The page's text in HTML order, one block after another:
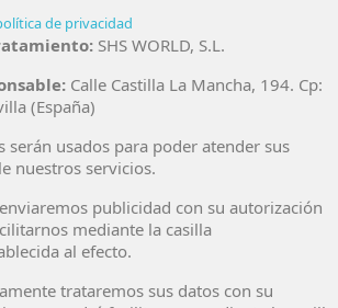
de privacidad
SHS WORLD, S.L.
Calle Castilla La Mancha, 194. Cp:
(España)
serán usados para poder atender sus
nuestros servicios.
publicidad con su autorización
mediante la casilla
al efecto.
trataremos sus datos con su